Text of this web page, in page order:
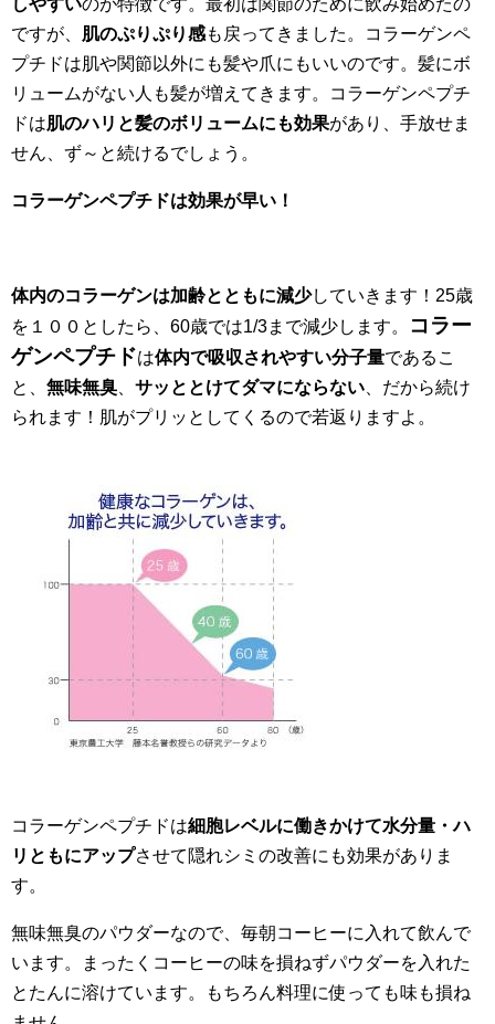
しやすいのが特徴です。最初は関節のために飲み始めたの
ですが、 肌のぷりぷり感も戻ってきました。コラーゲンペ
プチドは肌や関節以外にも髪や爪にもいいのです。髪にボ
リュームがない人も髪が増えてきます。コラーゲンペプチ
ドは肌のハリと髪のボリュームにも効果があり、手放せま
せん、ず～と続けるでしょう。
コラーゲンペプチドは効果が早い！
体内のコラーゲンは加齢とともに減少していきます！25歳
を１００としたら、60歳では1/3まで減少します。
コラー
ゲンペプチドは体内で吸収されやすい分子量であるこ
と、 無味無臭 サッととけてダマにならない 、だから続け
られます！肌がプリッとしてくるので若返りますよ。
コラーゲンペプチドは細胞レベルに働きかけて水分量・ハ
リともにアップさせて隠れシミの改善にも効果がありま
す。
無味無臭のパウダーなので、毎朝コーヒーに入れて飲んで
います。まったくコーヒーの味を損ねずパウダーを入れた
とたんに溶けています。もちろん料理に使っても味も損ね